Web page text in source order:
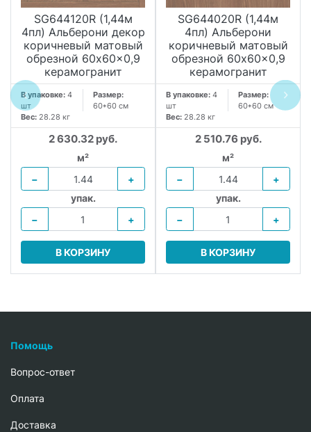
SG644120R (1,44м
4пл) Альберони декор
коричневый матовый
обрезной 60x60x0,9
керамогранит
В упаковке: 4
шт
Размер:
60*60 см
Вес: 28.28 кг
2 630.32 руб.
м²
−
+
упак.
−
+
В КОРЗИНУ
SG644020R (1,44м
4пл) Альберони
коричневый матовый
обрезной 60x60x0,9
керамогранит
В упаковке: 4
шт
Размер:
60*60 см
Вес: 28.28 кг
2 510.76 руб.
м²
−
+
упак.
−
+
В КОРЗИНУ
Помощь
Вопрос-ответ
Oплата
Доставка